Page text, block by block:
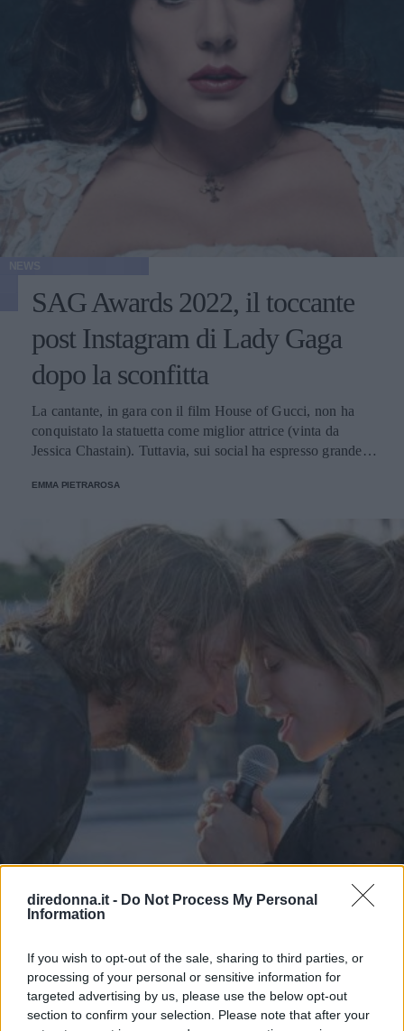
diredonna.it - Do Not Process My Personal
Information
If you wish to opt-out of the sale, sharing to third parties, or
processing of your personal or sensitive information for
targeted advertising by us, please use the below opt-out
section to confirm your selection. Please note that after your
SAG Awards 2022, il toccante
post Instagram di Lady Gaga
dopo la sconfitta
La cantante, in gara con il film House of Gucci, non ha
conquistato la statuetta come miglior attrice (vinta da
Jessica Chastain). Tuttavia, sui social ha espresso grande
alcune emozionanti parole per la situazione in Ucraina.
EMMA PIETRAROSA
A star is born, cinque motivi per
vedere il film con Lady Gaga e